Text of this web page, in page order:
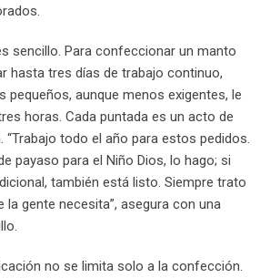
sencillo. Para confeccionar un manto
hasta tres días de trabajo continuo,
pequeños, aunque menos exigentes, le
horas. Cada puntada es un acto de
“Trabajo todo el año para estos pedidos.
payaso para el Niño Dios, lo hago; si
también está listo. Siempre trato
la gente necesita”, asegura con una
no se limita solo a la confección.